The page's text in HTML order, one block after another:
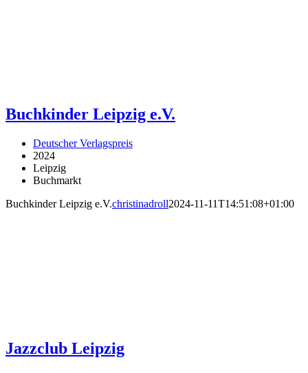
Buchkinder Leipzig e.V.
Deutscher Verlagspreis
2024
Leipzig
Buchmarkt
Buchkinder Leipzig e.V.christinadroll2024-11-11T14:51:08+01:00
Jazzclub Leipzig